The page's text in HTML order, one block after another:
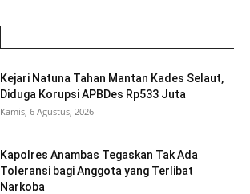
Kejari Natuna Tahan Mantan Kades Selaut,
Diduga Korupsi APBDes Rp533 Juta
Kamis, 6 Agustus, 2026
Kapolres Anambas Tegaskan Tak Ada
Toleransi bagi Anggota yang Terlibat
Narkoba